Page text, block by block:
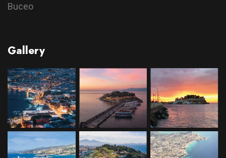
Buceo
Gallery